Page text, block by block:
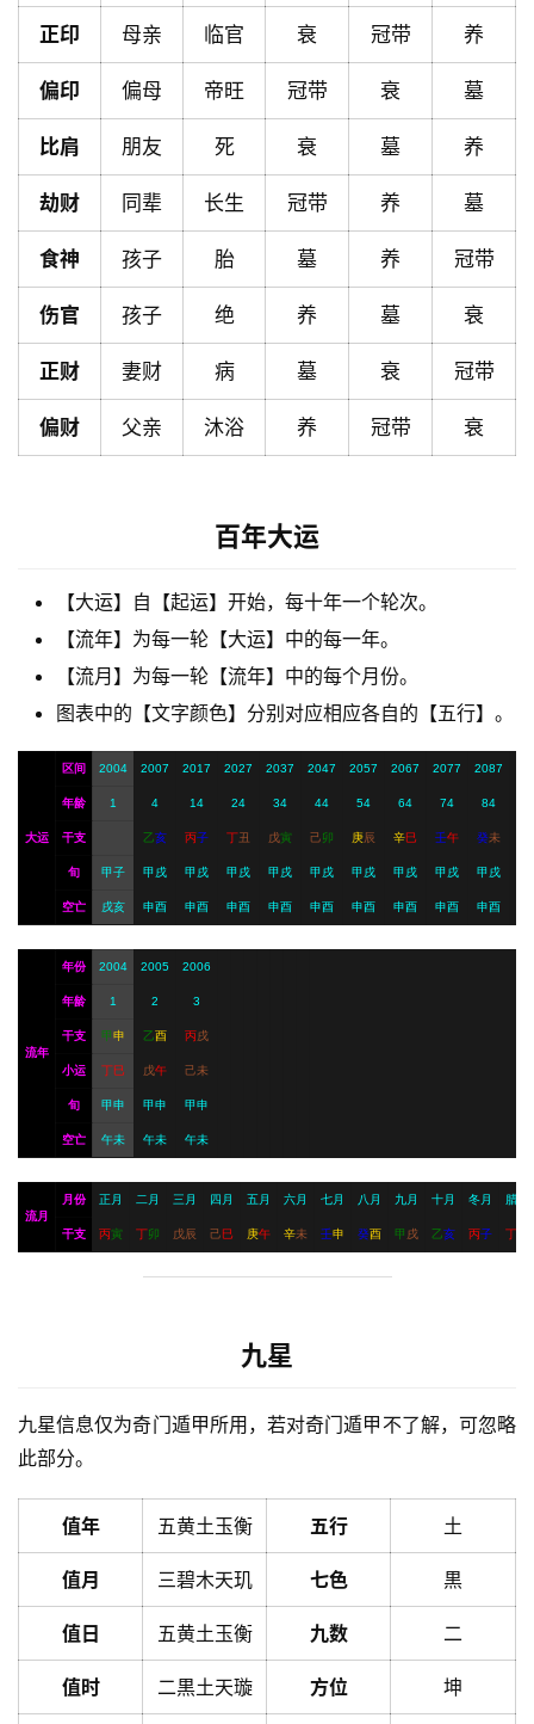
页
黄
占
卜
命
服
务
员
登录 注册
正印 母亲 临官 衰 冠带 养
偏印 偏母 帝旺 冠带 衰 墓
比肩 朋友 死 衰 墓 养
劫财 同辈 长生 冠带 养 墓
食神 孩子 胎 墓 养 冠带
伤官 孩子 绝 养 墓 衰
正财 妻财 病 墓 衰 冠带
偏财 父亲 沐浴 养 冠带 衰
百年大运
【大运】自【起运】开始，每十年一个轮次。
【流年】为每一轮【大运】中的每一年。
【流月】为每一轮【流年】中的每个月份。
图表中的【文字颜色】分别对应相应各自的【五行】。
大运
区间 2004 2007 2017 2027 2037 2047 2057 2067 2077 2087
年龄 1 4 14 24 34 44 54 64 74 84
干支 乙亥 丙子 丁丑 戊寅 己卯 庚辰 辛巳 壬午 癸未
旬 甲子 甲戌 甲戌 甲戌 甲戌 甲戌 甲戌 甲戌 甲戌 甲戌
空亡 戌亥 申酉 申酉 申酉 申酉 申酉 申酉 申酉 申酉 申酉
流年
年份 2004 2005 2006
年龄 1 2 3
干支 甲申 乙酉 丙戌
小运 丁巳 戊午 己未
旬 甲申 甲申 甲申
空亡 午未 午未 午未
流月
月份 正月 二月 三月 四月 五月 六月 七月 八月 九月 十月 冬月 腊月
干支 丙寅 丁卯 戊辰 己巳 庚午 辛未 壬申 癸酉 甲 戌 乙亥 丙子 丁
九星
九星信息仅为奇门遁甲所用，若对奇门遁甲不了解，可忽略
此部分。
值年 五黄土玉衡 五行 土
值月 三碧木天玑 七色 黒
值日 五黄土玉衡 九数 二
值时 二黒土天璇 方位 坤